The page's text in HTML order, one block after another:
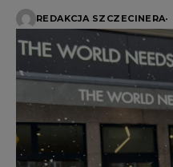
REDAKCJA SZCZECINERA